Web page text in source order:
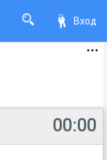
Вход
00:00